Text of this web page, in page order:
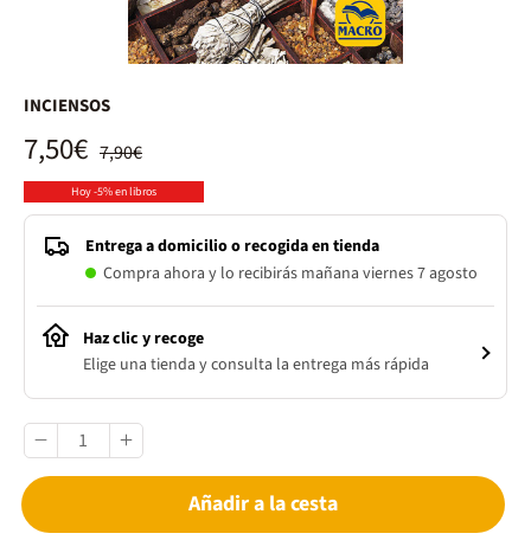
INCIENSOS
7,90€
7,50€
Hoy -5% en libros
Entrega a domicilio o recogida en tienda
Compra ahora y lo recibirás mañana viernes 7 agosto
Haz clic y recoge
Elige una tienda y consulta la entrega más rápida
Añadir a la cesta